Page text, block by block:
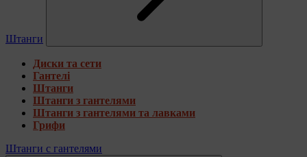
Штанги
Диски та сети
Гантелі
Штанги
Штанги з гантелями
Штанги з гантелями та лавками
Грифи
Штанги с гантелями